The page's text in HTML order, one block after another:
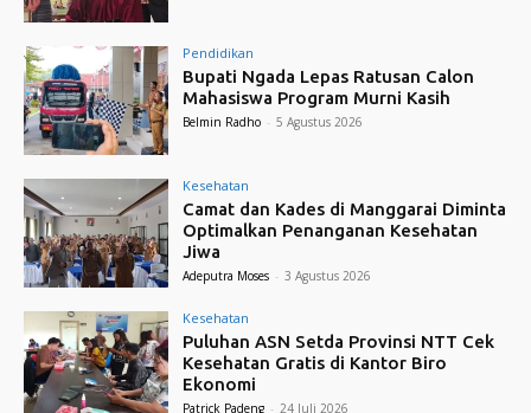
Pendidikan
Bupati Ngada Lepas Ratusan Calon
Mahasiswa Program Murni Kasih
Belmin Radho - 5 Agustus 2026
Kesehatan
Camat dan Kades di Manggarai Diminta
Optimalkan Penanganan Kesehatan
Jiwa
Adeputra Moses - 3 Agustus 2026
Kesehatan
Puluhan ASN Setda Provinsi NTT Cek
Kesehatan Gratis di Kantor Biro
Ekonomi
Patrick Padeng - 24 Juli 2026